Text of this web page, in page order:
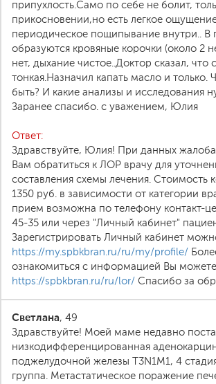
припухлость.Само по себе не болит,
прикосновении,но есть легкое
периодическое пощипывание внутри.. В
образуются кровяные корочки (около 2
нет, дыхание чистое..Доктор сказал, что
тонкая.Назначил капать масло и только.
быть? И какие анализы и исследования
Заранее спасибо. с уважением, Юлия
Ответ:
Здравствуйте, Юлия! При данных
Вам обратиться к ЛОР врачу для
составления схемы лечения. Стоимость
1350 руб. в зависимости от категории
прием возможна по телефону контакт-
45-35 или через "Личный кабинет"
Зарегистрировать Личный кабинет
https://my.spbkbran.ru/ru/my/profile/
ознакомиться с информацией Вы можете
https://spbkbran.ru/ru/lor/ Спасибо за
Светлана, 49
Здравствуйте! Моей маме недавно
низкодифференцированная
поджелудочной железы Т3N1M1, 4
группа. Метастатическое поражение